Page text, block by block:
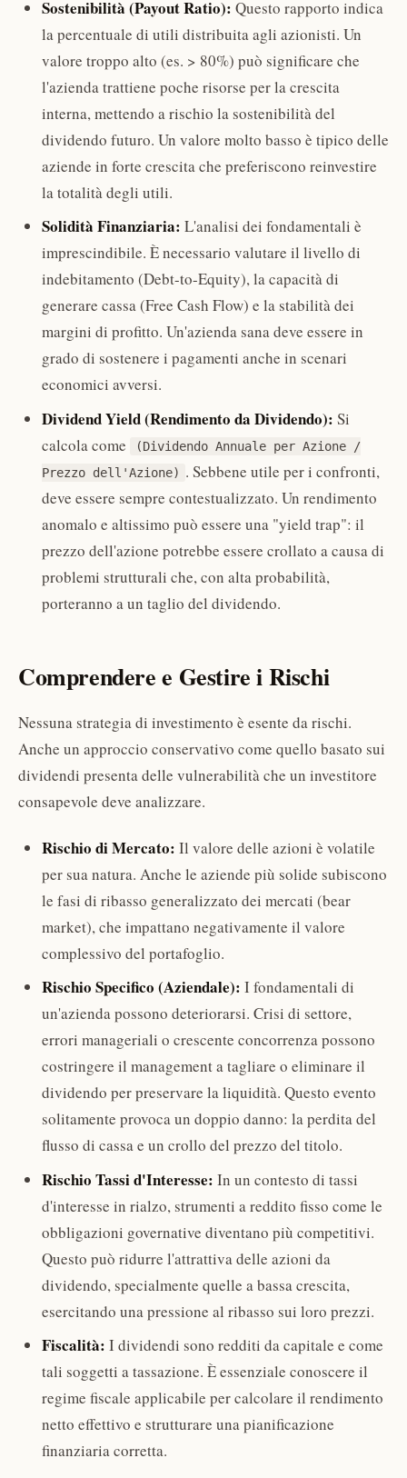
Sostenibilità (Payout Ratio): Questo rapporto indica
la percentuale di utili distribuita agli azionisti. Un
valore troppo alto (es. > 80%) può significare che
l'azienda trattiene poche risorse per la crescita
interna, mettendo a rischio la sostenibilità del
dividendo futuro. Un valore molto basso è tipico delle
aziende in forte crescita che preferiscono reinvestire
la totalità degli utili.
Solidità Finanziaria: L'analisi dei fondamentali è
imprescindibile. È necessario valutare il livello di
indebitamento (Debt-to-Equity), la capacità di
generare cassa (Free Cash Flow) e la stabilità dei
margini di profitto. Un'azienda sana deve essere in
grado di sostenere i pagamenti anche in scenari
economici avversi.
Dividend Yield (Rendimento da Dividendo): Si
calcola come
(Dividendo Annuale per Azione /
Prezzo dell'Azione) . Sebbene utile per i confronti,
deve essere sempre contestualizzato. Un rendimento
anomalo e altissimo può essere una "yield trap": il
prezzo dell'azione potrebbe essere crollato a causa di
problemi strutturali che, con alta probabilità,
porteranno a un taglio del dividendo.
Comprendere e Gestire i Rischi
Nessuna strategia di investimento è esente da rischi.
Anche un approccio conservativo come quello basato sui
dividendi presenta delle vulnerabilità che un investitore
consapevole deve analizzare.
Rischio di Mercato: Il valore delle azioni è volatile
per sua natura. Anche le aziende più solide subiscono
le fasi di ribasso generalizzato dei mercati (bear
market), che impattano negativamente il valore
complessivo del portafoglio.
Rischio Specifico (Aziendale): I fondamentali di
un'azienda possono deteriorarsi. Crisi di settore,
errori manageriali o crescente concorrenza possono
costringere il management a tagliare o eliminare il
dividendo per preservare la liquidità. Questo evento
solitamente provoca un doppio danno: la perdita del
flusso di cassa e un crollo del prezzo del titolo.
Rischio Tassi d'Interesse: In un contesto di tassi
d'interesse in rialzo, strumenti a reddito fisso come le
obbligazioni governative diventano più competitivi.
Questo può ridurre l'attrattiva delle azioni da
dividendo, specialmente quelle a bassa crescita,
esercitando una pressione al ribasso sui loro prezzi.
Fiscalità: I dividendi sono redditi da capitale e come
tali soggetti a tassazione. È essenziale conoscere il
regime fiscale applicabile per calcolare il rendimento
netto effettivo e strutturare una pianificazione
finanziaria corretta.